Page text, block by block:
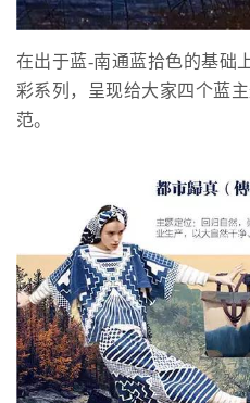
在出于蓝-南通蓝拾色的基础
彩系列，呈现给大家四个蓝
范。